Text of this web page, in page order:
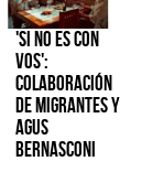
'Si No Es Con
Vos':
colaboración
de Migrantes y
Agus
Bernasconi